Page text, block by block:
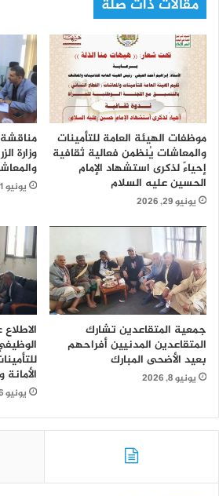
مقالات ذات صلة
موظفات الهيئة العامة للتأمينات
والمعاشات يُنظمن فعالية ثقافية
إحياءً لذكرى استشهاد الإمام
الحسين عليه السلام
يونيو 29, 2026
وزارة
يونيو 21, 2026
جمعية المتقاعدين تشارك
المتقاعدين المدنيين أفراحهم
بعيد الأضحى المبارك
يونيو 8, 2026
يونيو 6, 2026